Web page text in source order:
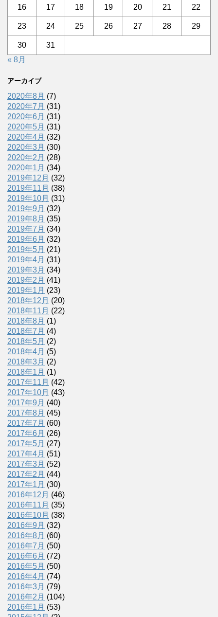
16 17 18 19 20 21 22
23 24 25 26 27 28 29
30
31
« 8月
アーカイブ
2020年8月 (7)
2020年7月 (31)
2020年6月 (31)
2020年5月 (31)
2020年4月 (32)
2020年3月 (30)
2020年2月 (28)
2020年1月 (34)
2019年12月 (32)
2019年11月 (38)
2019年10月 (31)
2019年9月 (32)
2019年8月 (35)
2019年7月 (34)
2019年6月 (32)
2019年5月 (21)
2019年4月 (31)
2019年3月 (34)
2019年2月 (41)
2019年1月 (23)
2018年12月 (20)
2018年11月 (22)
2018年8月 (1)
2018年7月 (4)
2018年5月 (2)
2018年4月 (5)
2018年3月 (2)
2018年1月 (1)
2017年11月 (42)
2017年10月 (43)
2017年9月 (40)
2017年8月 (45)
2017年7月 (60)
2017年6月 (26)
2017年5月 (27)
2017年4月 (51)
2017年3月 (52)
2017年2月 (44)
2017年1月 (30)
2016年12月 (46)
2016年11月 (35)
2016年10月 (38)
2016年9月 (32)
2016年8月 (60)
2016年7月 (50)
2016年6月 (72)
2016年5月 (50)
2016年4月 (74)
2016年3月 (79)
2016年2月 (104)
2016年1月 (53)